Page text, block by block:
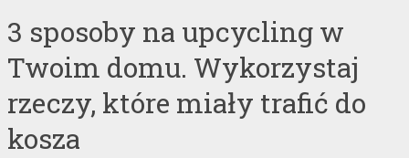
3 sposoby na upcycling w
Twoim domu. Wykorzystaj
rzeczy, które miały trafić do
kosza